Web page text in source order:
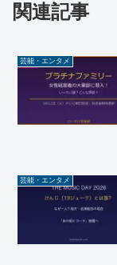
関連記事
芸能・エンタメ
芸能・エンタメ